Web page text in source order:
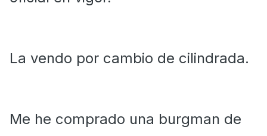
La vendo por cambio de cilindrada.
Me he comprado una burgman de